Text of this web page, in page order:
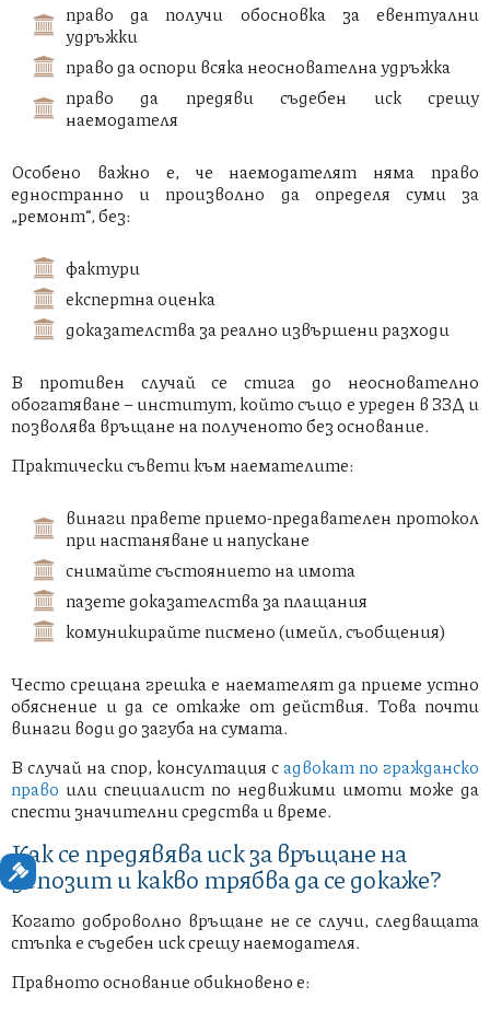
право да получи обосновка за евентуални
удръжки
право да оспори всяка неоснователна удръжка
право да предяви съдебен иск срещу
наемодателя
Особено важно е, че наемодателят няма право
едностранно и произволно да определя суми за
„ремонт“, без:
фактури
експертна оценка
доказателства за реално извършени разходи
В противен случай се стига до неоснователно
обогатяване – институт, който също е уреден в ЗЗД и
позволява връщане на полученото без основание.
Практически съвети към наемателите:
винаги правете приемо-предавателен протокол
при настаняване и напускане
снимайте състоянието на имота
пазете доказателства за плащания
комуникирайте писмено (имейл, съобщения)
Често срещана грешка е наемателят да приеме устно
обяснение и да се откаже от действия. Това почти
винаги води до загуба на сумата.
В случай на спор, консултация садвокат по гражданско
право или специалист по недвижими имоти може да
спести значителни средства и време.
Как се предявява иск за връщане на
депозит и какво трябва да се докаже?
Когато доброволно връщане не се случи, следващата
стъпка е съдебен иск срещу наемодателя.
Правното основание обикновено е: